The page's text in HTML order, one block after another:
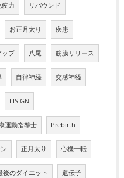
疫力 リバウンド
お正月太り 疾患
ップ 八尾 筋膜リリース
自律神経 交感神経
LISIGN
運動指導士 Prebirth
正月太り 心機一転
後のダイエット 遺伝子